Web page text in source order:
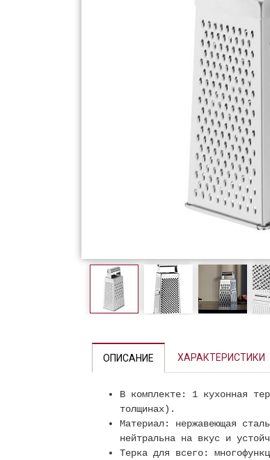
ОПИСАНИЕ ХАРАКТЕРИСТИКИ
В комплекте: 1 кухонная
толщинах).
Материал: нержавеющая
нейтральна на вкус и
Терка для всего: